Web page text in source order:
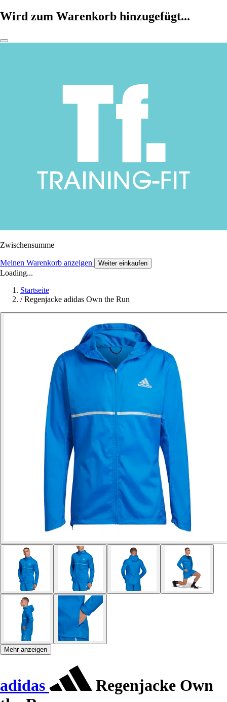
Wird zum Warenkorb hinzugefügt...
Zwischensumme
Meinen Warenkorb anzeigen Weiter einkaufen
Loading...
Startseite
/ Regenjacke adidas Own the Run
Mehr anzeigen
adidas
Regenjacke Own